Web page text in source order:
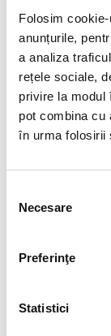
Folosim
anunțurile,
a analiza
rețele sociale,
privire la modul
pot combina cu
în urma folosirii
consimțământului
Necesare
Preferinţe
Statistici
sferturile de finală
turneul final.
România a primit 3
4 ocupat în
depășită de
urma României au
Articolul precedent
MONDIALĂ DE LA